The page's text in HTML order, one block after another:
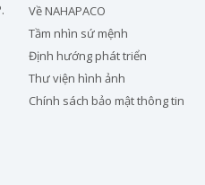
Về NAHAPACO
Tầm nhìn sứ mệnh
Định hướng phát triển
Thư viện hình ảnh
Chính sách bảo mật thông tin